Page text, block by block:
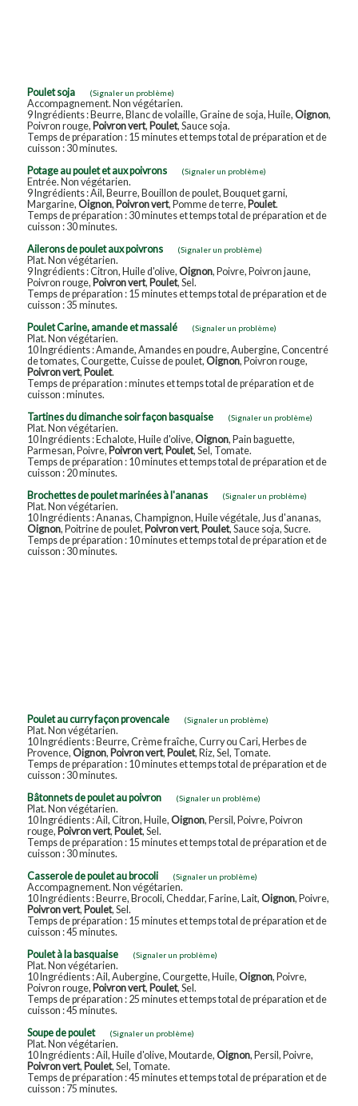
Poulet soja (Signaler un problème)
Accompagnement. Non végétarien.
9 Ingrédients : Beurre, Blanc de volaille, Graine de soja, Huile, Oignon,
Poivron rouge, Poivron vert, Poulet, Sauce soja.
Temps de préparation : 15 minutes et temps total de préparation et de
cuisson : 30 minutes.
Potage au poulet et aux poivrons
(Signaler un problème)
Entrée. Non végétarien.
9 Ingrédients : Ail, Beurre, Bouillon de poulet, Bouquet garni,
Margarine, Oignon, Poivron vert, Pomme de terre, Poulet.
Temps de préparation : 30 minutes et temps total de préparation et de
cuisson : 30 minutes.
Ailerons de poulet aux poivrons
(Signaler un problème)
Plat. Non végétarien.
9 Ingrédients : Citron, Huile d'olive, Oignon, Poivre, Poivron jaune,
Poivron rouge, Poivron vert, Poulet, Sel.
Temps de préparation : 15 minutes et temps total de préparation et de
cuisson : 35 minutes.
Poulet Carine, amande et massalé
(Signaler un problème)
Plat. Non végétarien.
10 Ingrédients : Amande, Amandes en poudre, Aubergine, Concentré
de tomates, Courgette, Cuisse de poulet, Oignon, Poivron rouge,
Poivron vert, Poulet.
Temps de préparation : minutes et temps total de préparation et de
cuisson : minutes.
Tartines du dimanche soir façon basquaise
(Signaler un problème)
Plat. Non végétarien.
10 Ingrédients : Echalote, Huile d'olive, Oignon, Pain baguette,
Parmesan, Poivre, Poivron vert, Poulet, Sel, Tomate.
Temps de préparation : 10 minutes et temps total de préparation et de
cuisson : 20 minutes.
Brochettes de poulet marinées à l'ananas
(Signaler un problème)
Plat. Non végétarien.
10 Ingrédients : Ananas, Champignon, Huile végétale, Jus d'ananas,
Oignon, Poitrine de poulet, Poivron vert, Poulet, Sauce soja, Sucre.
Temps de préparation : 10 minutes et temps total de préparation et de
cuisson : 30 minutes.
Poulet au curry façon provencale (Signaler un problème)
Plat. Non végétarien.
10 Ingrédients : Beurre, Crème fraîche, Curry ou Cari, Herbes de
Provence, Oignon, Poivron vert, Poulet, Riz, Sel, Tomate.
Temps de préparation : 10 minutes et temps total de préparation et de
cuisson : 30 minutes.
Bâtonnets de poulet au poivron
(Signaler un problème)
Plat. Non végétarien.
10 Ingrédients : Ail, Citron, Huile, Oignon, Persil, Poivre, Poivron
rouge, Poivron vert, Poulet, Sel.
Temps de préparation : 15 minutes et temps total de préparation et de
cuisson : 30 minutes.
Casserole de poulet au brocoli
(Signaler un problème)
Accompagnement. Non végétarien.
10 Ingrédients : Beurre, Brocoli, Cheddar, Farine, Lait, Oignon, Poivre,
Poivron vert, Poulet, Sel.
Temps de préparation : 15 minutes et temps total de préparation et de
cuisson : 45 minutes.
Poulet à la basquaise
(Signaler un problème)
Plat. Non végétarien.
10 Ingrédients : Ail, Aubergine, Courgette, Huile, Oignon, Poivre,
Poivron rouge, Poivron vert, Poulet, Sel.
Temps de préparation : 25 minutes et temps total de préparation et de
cuisson : 45 minutes.
Soupe de poulet
(Signaler un problème)
Plat. Non végétarien.
10 Ingrédients : Ail, Huile d'olive, Moutarde, Oignon, Persil, Poivre,
Poivron vert, Poulet, Sel, Tomate.
Temps de préparation : 45 minutes et temps total de préparation et de
cuisson : 75 minutes.